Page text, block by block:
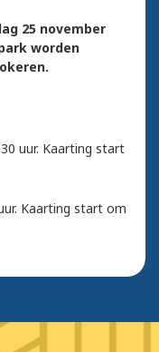
25 november
worden
uur. Kaarting start
Kaarting start om